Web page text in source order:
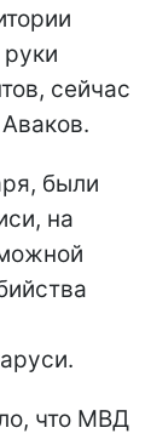
сейчас
были
на
что МВД